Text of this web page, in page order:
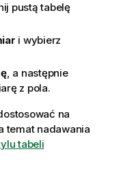
pustą tabelę
i wybierz
, a następnie
z pola.
na
temat nadawania
tabeli